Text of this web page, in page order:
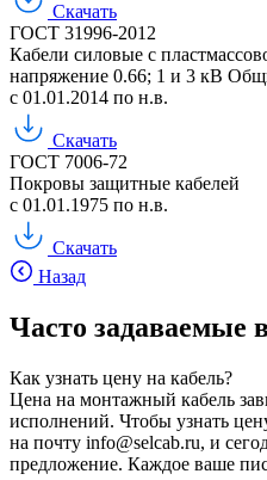
Скачать
ГОСТ 31996-2012
Кабели силовые с
напряжение 0.66; 1 и 3 кВ
с 01.01.2014 по н.в.
Скачать
ГОСТ 7006-72
Покровы защитные кабелей
с 01.01.1975 по н.в.
Скачать
Назад
Часто задаваемые
Как узнать цену на кабель?
Цена на монтажный кабель
исполнений. Чтобы узнать
на почту info@selcab.ru, и
предложение. Каждое ваше